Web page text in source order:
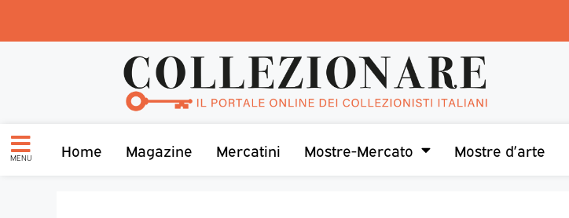
MENU Home Magazine Mercatini Mostre-Mercato Mostre d’arte